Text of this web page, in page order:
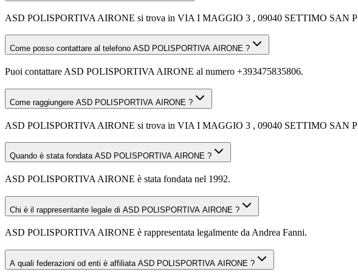
ASD POLISPORTIVA AIRONE si trova in VIA I MAGGIO 3 , 09040 SETTIMO SAN
Come posso contattare al telefono ASD POLISPORTIVA AIRONE ?
Puoi contattare ASD POLISPORTIVA AIRONE al numero +393475835806.
Come raggiungere ASD POLISPORTIVA AIRONE ?
ASD POLISPORTIVA AIRONE si trova in VIA I MAGGIO 3 , 09040 SETTIMO SAN
Quando è stata fondata ASD POLISPORTIVA AIRONE ?
ASD POLISPORTIVA AIRONE è stata fondata nel 1992.
Chi è il rappresentante legale di ASD POLISPORTIVA AIRONE ?
ASD POLISPORTIVA AIRONE è rappresentata legalmente da Andrea Fanni.
A quali federazioni od enti è affiliata ASD POLISPORTIVA AIRONE ?